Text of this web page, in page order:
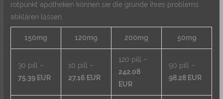
rotpunkt apotheken können sie die gründe ihres problems
abklären lassen.
150mg 120mg 200mg 50mg
30 pill –
75.39 EUR
10 pill –
27.16 EUR
120 pill –
242.08
EUR
90 pill –
98.28 EUR